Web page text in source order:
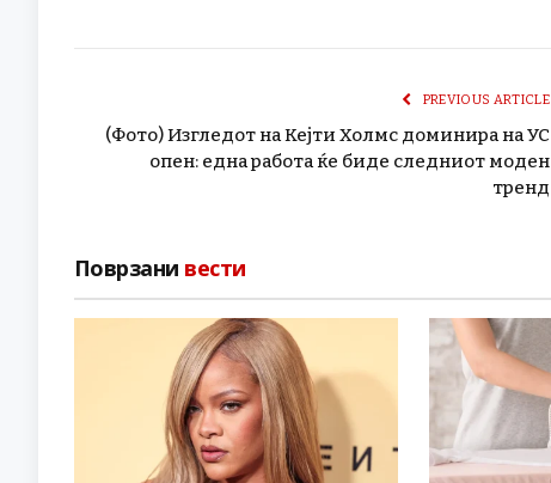
PREVIOUS ARTICLE
(Фото) Изгледот на Кејти Холмс доминира на УС
опен: една работа ќе биде следниот моден
тренд
Поврзани вести